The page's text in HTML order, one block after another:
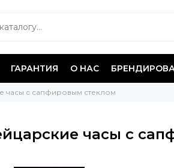
ГАРАНТИЯ О НАС
часы с сапфировым стеклом
часы с